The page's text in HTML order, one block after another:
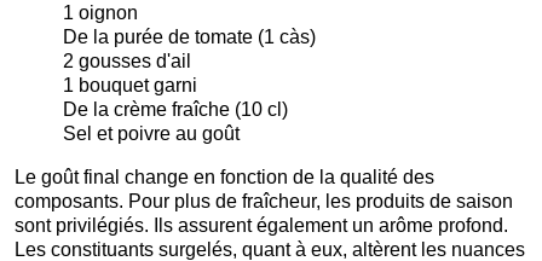
1 oignon
De la purée de tomate (1 càs)
2 gousses d'ail
1 bouquet garni
De la crème fraîche (10 cl)
Sel et poivre au goût
Le goût final change en fonction de la qualité des
composants. Pour plus de fraîcheur, les produits de saison
sont privilégiés. Ils assurent également un arôme profond.
Les constituants surgelés, quant à eux, altèrent les nuances